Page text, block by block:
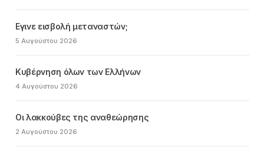
Εγινε εισβολή μεταναστών;
5 Αυγούστου 2026
Κυβέρνηση όλων των Ελλήνων
4 Αυγούστου 2026
Οι λακκούβες της αναθεώρησης
2 Αυγούστου 2026